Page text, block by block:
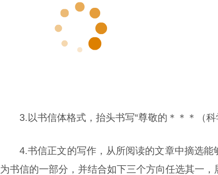
3.以书信体格式，抬头书写“尊敬的＊＊＊（
4.书信正文的写作，从所阅读的文章中摘选
为书信的一部分，并结合如下三个方向任选其一，